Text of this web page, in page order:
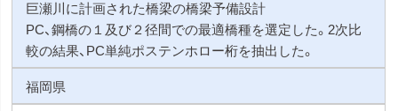
巨瀬川に計画された橋梁の橋梁予備設計
PC、鋼橋の１及び２径間での最適橋種を選定した。2次比
較の結果、PC単純ポステンホロー桁を抽出した。
福岡県